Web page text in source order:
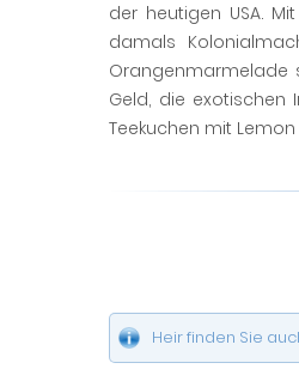
der heutigen USA.
damals
Orangenmarmelade
Geld, die exotischen
Teekuchen mit
Heir finden Sie